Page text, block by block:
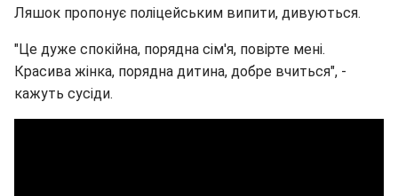
Ляшок пропонує поліцейським випити, дивуються.
"Це дуже спокійна, порядна сім'я, повірте мені.
Красива жінка, порядна дитина, добре вчиться", -
кажуть сусіди.